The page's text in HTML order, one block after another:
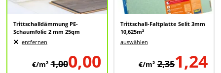
Trittschalldämmung PE-
Schaumfolie 2 mm 25qm
entfernen
0,00
€/m² 1,00
Trittschall-Faltplatte Selit 3mm
10,625m²
auswählen
1,24
€/m² 2,35